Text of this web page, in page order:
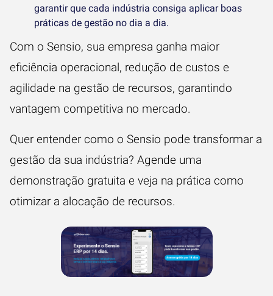
garantir que cada indústria consiga aplicar boas
práticas de gestão no dia a dia.
Com o Sensio, sua empresa ganha maior
eficiência operacional, redução de custos e
agilidade na gestão de recursos, garantindo
vantagem competitiva no mercado.
Quer entender como o Sensio pode transformar a
gestão da sua indústria? Agende uma
demonstração gratuita e veja na prática como
otimizar a alocação de recursos.